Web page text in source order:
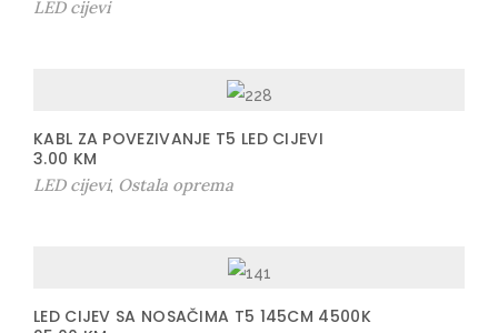
LED cijevi
KABL ZA POVEZIVANJE T5 LED CIJEVI
3.00 KM
LED cijevi, Ostala oprema
LED CIJEV SA NOSAČIMA T5 145CM 4500K